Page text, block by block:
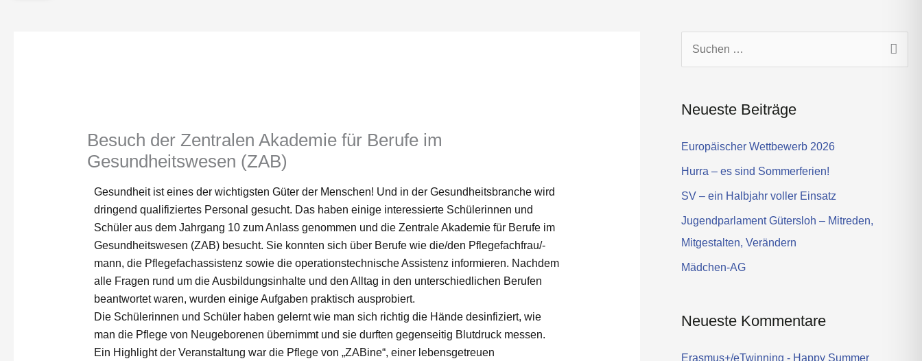
a
g
r
Besuch der Zentralen Akademie für Berufe im
Gesundheitswesen (ZAB)
Gesundheit ist eines der wichtigsten Güter der Menschen! Und in der Gesundheitsbranche wird
dringend qualifiziertes Personal gesucht. Das haben einige interessierte Schülerinnen und
Schüler aus dem Jahrgang 10 zum Anlass genommen und die Zentrale Akademie für Berufe im
Gesundheitswesen (ZAB) besucht. Sie konnten sich über Berufe wie die/den Pflegefachfrau/-
mann, die Pflegefachassistenz sowie die operationstechnische Assistenz informieren. Nachdem
alle Fragen rund um die Ausbildungsinhalte und den Alltag in den unterschiedlichen Berufen
beantwortet waren, wurden einige Aufgaben praktisch ausprobiert.
Die Schülerinnen und Schüler haben gelernt wie man sich richtig die Hände desinfiziert, wie
man die Pflege von Neugeborenen übernimmt und sie durften gegenseitig Blutdruck messen.
Ein Highlight der Veranstaltung war die Pflege von „ZABine“, einer lebensgetreuen
e
:
Neueste Beiträge
Europäischer Wettbewerb 2026
Hurra – es sind Sommerferien!
SV – ein Halbjahr voller Einsatz
Jugendparlament Gütersloh – Mitreden,
Mitgestalten, Verändern
Mädchen-AG
Neueste Kommentare
Erasmus+/eTwinning - Happy Summer